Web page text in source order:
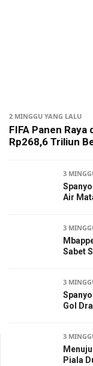
2 MINGGU YANG LALU
FIFA Panen Raya
Rp268,6 Triliun
3
Air
3
Sabet
3
Gol
3
Piala